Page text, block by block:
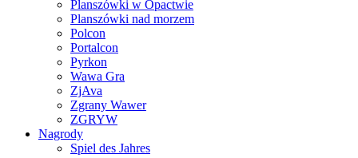
Planszówki w Opactwie
Planszówki nad morzem
Polcon
Portalcon
Pyrkon
Wawa Gra
ZjAva
Zgrany Wawer
ZGRYW
Nagrody
Spiel des Jahres